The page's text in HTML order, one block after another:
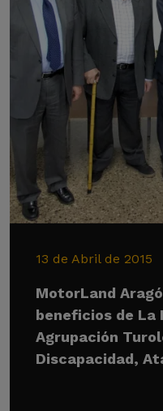
13 de Abril de 2015
MotorLand
beneficios de La
Agrupación
Discapacidad,